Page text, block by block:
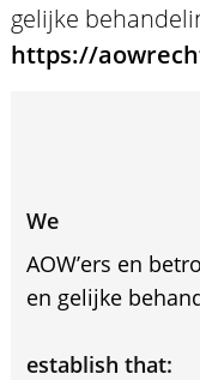
gelijke
https://
We
AOW’ers en
en gelijke
establish that: